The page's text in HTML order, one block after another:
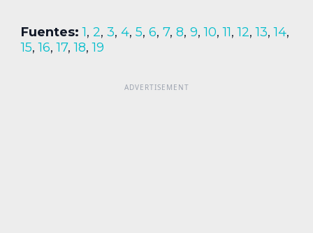
Fuentes: 1, 2, 3, 4, 5, 6, 7, 8, 9,10,11,12,13,14,
15,16,17,18,19